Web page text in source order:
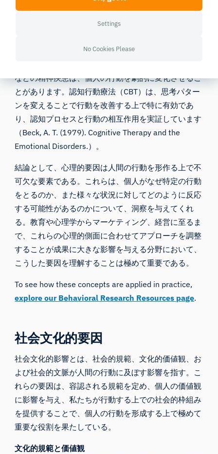
メンタルヘルスは、私たちの行動、思考、感情に大き
などの精神疾患は、個人の行動を劇的に変化させるこ
とがあります。認知行動療法（CBT）は、思考パター
ンを変えることで行動を改善する上で特に有効であ
り、認知プロセスと行動の相互作用を実証しています
（Beck, A. T. (1979). Cognitive Therapy and the
Emotional Disorders.）。
結論として、心理的要因は人間の行動を形作る上で不
可欠な要素である。これらは、個人がなぜ特定の行動
をとるのか、また様々な状況に対してどのように反応
する可能性があるのかについて、洞察を与えてくれ
る。教育や心理学からマーケティング、経営に至るま
で、これらの心理的側面に合わせてアプローチを調整
することが成果に大きな影響を与える分野において、
こうした要因を理解することは極めて重要である。
To see how these concepts are applied in practice,
explore our Behavioral Research Resources page.
社会文化的要因
社会文化的影響とは、社会的規範、文化的価値観、お
よび社会的文脈が人間の行動に及ぼす影響を指す。こ
れらの要因は、容認される規範を定め、個人の価値観
に影響を与え、私たちが行動する上での社会的枠組み
を提供することで、個人の行動を形成する上で極めて
重要な役割を果たしている。
文化的規範と価値観
Settings
No Cookies Please